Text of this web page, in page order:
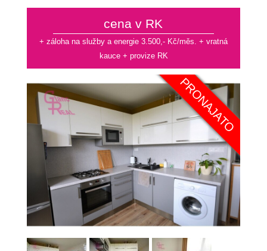
cena v RK
+ záloha na služby a energie 3.500,- Kč/měs. + vratná
kauce + provize RK